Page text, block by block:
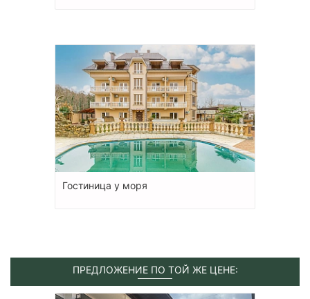
Гостиница у моря
ПРЕДЛОЖЕНИЕ ПО ТОЙ ЖЕ ЦЕНЕ: